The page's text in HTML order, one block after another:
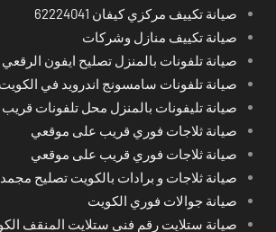
صيانة تكييف مركزي كيفان 62224041
صيانة تكييف منازل وشركات
صيانة تلفونات بالمنزل تصليح ايفون الرقعي
صيانة تلفونات سامسونج اندرويد في
صيانة تليفونات بالمنزل محل تلفونات
صيانة ثلاجات فوري قريب على موقعي
صيانة ثلاجات فوري قريب على موقعي
صيانة ثلاجات و برادات بالكويت تصليح
صيانة جوالات فوري الكويت
صيانة ستلايت رقم فني ستلايت المنقف